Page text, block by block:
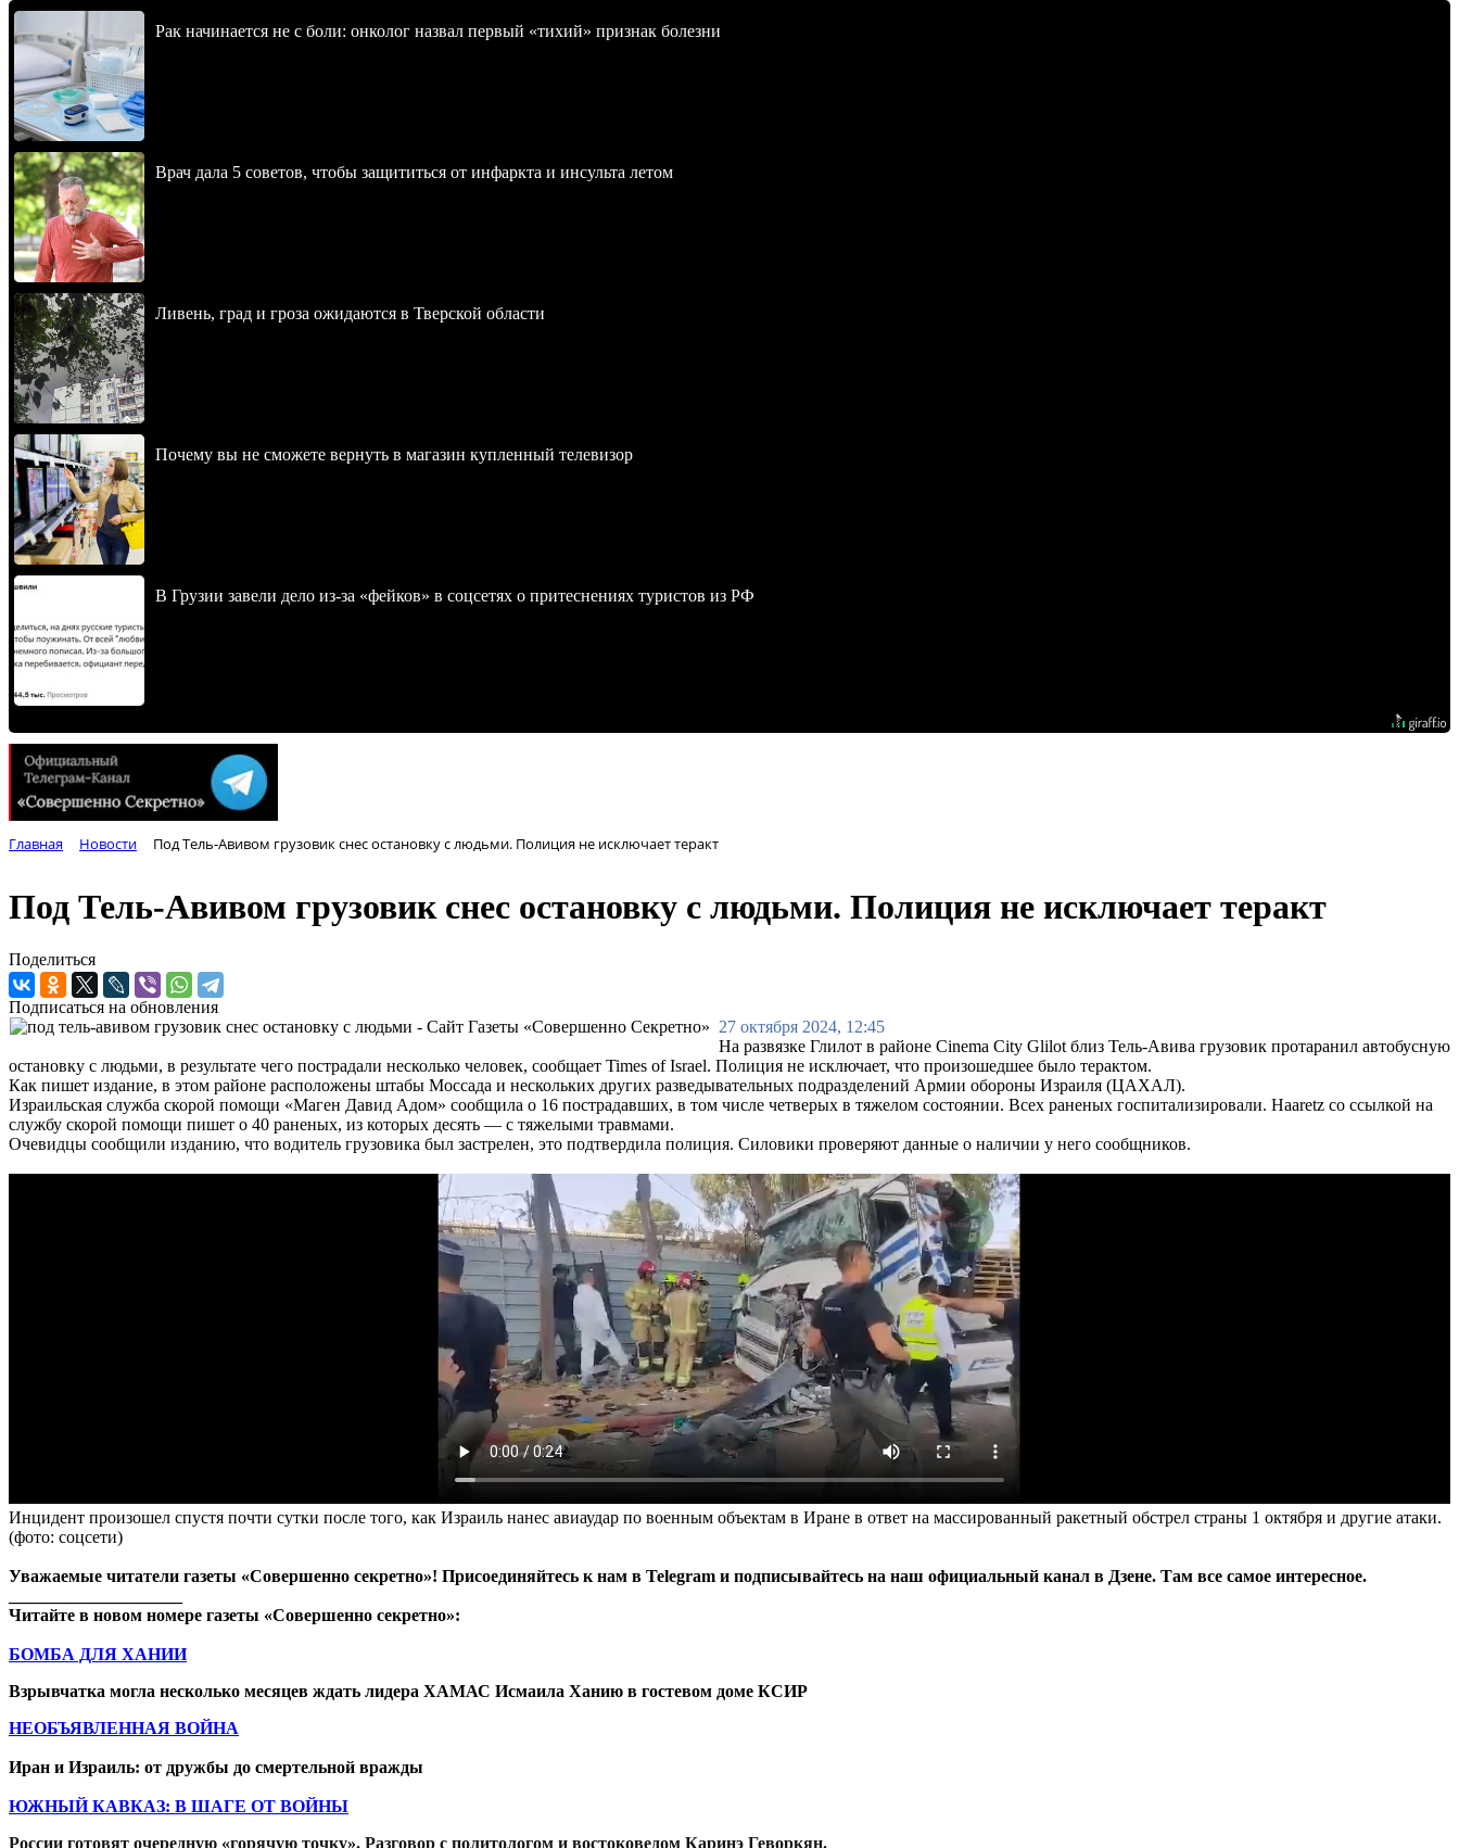
Рак начинается не с боли: онколог назвал первый «тихий» признак болезни
Врач дала 5 советов, чтобы защититься от инфаркта и инсульта летом
Ливень, град и гроза ожидаются в Тверской области
Почему вы не сможете вернуть в магазин купленный телевизор
В Грузии завели дело из-за «фейков» в соцсетях о притеснениях туристов из РФ
Главная Новости Под Тель-Авивом грузовик снес остановку с людьми. Полиция не исключает теракт
Под Тель-Авивом грузовик снес остановку с людьми. Полиция не исключает теракт
Поделиться
Подписаться на обновления
27 октября 2024, 12:45
На развязке Глилот в районе Cinema City Glilot близ Тель-Авива грузовик протаранил автобусную
остановку с людьми, в результате чего пострадали несколько человек, сообщает Times of Israel. Полиция не исключает, что произошедшее было терактом.
Как пишет издание, в этом районе расположены штабы Моссада и нескольких других разведывательных подразделений Армии обороны Израиля (ЦАХАЛ).
Израильская служба скорой помощи «Маген Давид Адом» сообщила о 16 пострадавших, в том числе четверых в тяжелом состоянии. Всех раненых госпитализировали. Haaretz со ссылкой на
службу скорой помощи пишет о 40 раненых, из которых десять — с тяжелыми травмами.
Очевидцы сообщили изданию, что водитель грузовика был застрелен, это подтвердила полиция. Силовики проверяют данные о наличии у него сообщников.
Инцидент произошел спустя почти сутки после того, как Израиль нанес авиаудар по военным объектам в Иране в ответ на массированный ракетный обстрел страны 1 октября и другие атаки.
(фото: соцсети)
Уважаемые читатели газеты «Совершенно секретно»! Присоединяйтесь к нам в Telegram и подписывайтесь на наш официальный канал в Дзене. Там все самое интересное.
Читайте в новом номере газеты «Совершенно секретно»:
БОМБА ДЛЯ ХАНИИ
Взрывчатка могла несколько месяцев ждать лидера ХАМАС Исмаила Ханию в гостевом доме КСИР
НЕОБЪЯВЛЕННАЯ ВОЙНА
Иран и Израиль: от дружбы до смертельной вражды
ЮЖНЫЙ КАВКАЗ: В ШАГЕ ОТ ВОЙНЫ
России готовят очередную «горячую точку». Разговор с политологом и востоковедом Каринэ Геворкян.